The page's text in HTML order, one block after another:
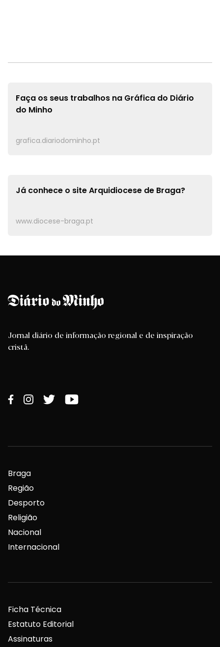
Faça os seus trabalhos na Gráfica do Diário
do Minho
grafica.diariodominho.pt
Já conhece o siteArquidiocese de Braga?
www.diocese-braga.pt
Jornal diário de informação regional e de inspiração
cristã.
Braga
Região
Desporto
Religião
Nacional
Internacional
Ficha Técnica
Estatuto Editorial
Assinaturas